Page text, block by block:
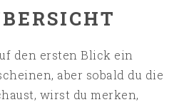
den ersten Blick ein
aber sobald du die
wirst du merken,